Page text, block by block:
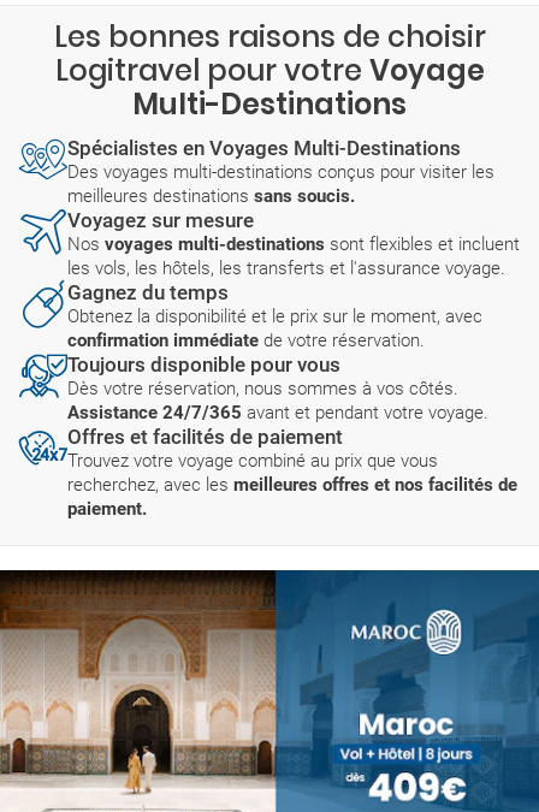
Les bonnes raisons de choisir
Logitravel pour votre Voyage
Multi-Destinations
Spécialistes en Voyages Multi-Destinations
Des voyages multi-destinations conçus pour visiter les
meilleures destinations sans soucis.
Voyagez sur mesure
Nos voyages multi-destinations sont flexibles et incluent
les vols, les hôtels, les transferts et l'assurance voyage.
Gagnez du temps
Obtenez la disponibilité et le prix sur le moment, avec
confirmation immédiate de votre réservation.
Toujours disponible pour vous
Dès votre réservation, nous sommes à vos côtés.
Assistance 24/7/365 avant et pendant votre voyage.
Offres et facilités de paiement
Trouvez votre voyage combiné au prix que vous
recherchez, avec les meilleures offres et nos facilités de
paiement.